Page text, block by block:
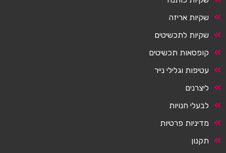
שקיות אריזה
שקיות לתכשיטים
קופסאות תכשיטים
עטיפות וגלילי נייר
ליצרנים
לבעלי חנויות
מדיניות פרטיות
תקנון